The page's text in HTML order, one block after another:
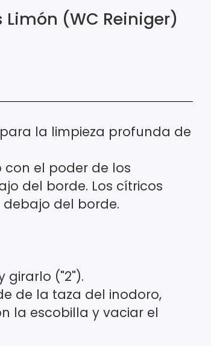
Limón (WC Reiniger)
la limpieza profunda de
con el poder de los
del borde. Los cítricos
del borde.
girarlo ("2").
de la taza del inodoro,
la escobilla y vaciar el